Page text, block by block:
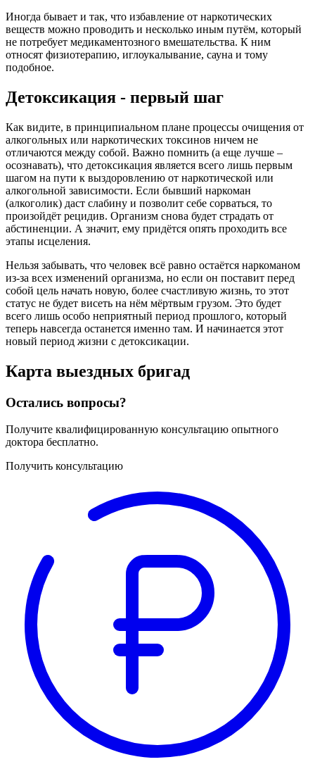
Иногда бывает и так, что избавление от наркотических
веществ можно проводить и несколько иным путём, который
не потребует медикаментозного вмешательства. К ним
относят физиотерапию, иглоукалывание, сауна и тому
подобное.
Детоксикация - первый шаг
Как видите, в принципиальном плане процессы очищения от
алкогольных или наркотических токсинов ничем не
отличаются между собой. Важно помнить (а еще лучше –
осознавать), что детоксикация является всего лишь первым
шагом на пути к выздоровлению от наркотической или
алкогольной зависимости. Если бывший наркоман
(алкоголик) даст слабину и позволит себе сорваться, то
произойдёт рецидив. Организм снова будет страдать от
абстиненции. А значит, ему придётся опять проходить все
этапы исцеления.
Нельзя забывать, что человек всё равно остаётся наркоманом
из-за всех изменений организма, но если он поставит перед
собой цель начать новую, более счастливую жизнь, то этот
статус не будет висеть на нём мёртвым грузом. Это будет
всего лишь особо неприятный период прошлого, который
теперь навсегда останется именно там. И начинается этот
новый период жизни с детоксикации.
Карта выездных бригад
Остались вопросы?
Получите квалифицированную консультацию опытного
доктора бесплатно.
Получить консультацию